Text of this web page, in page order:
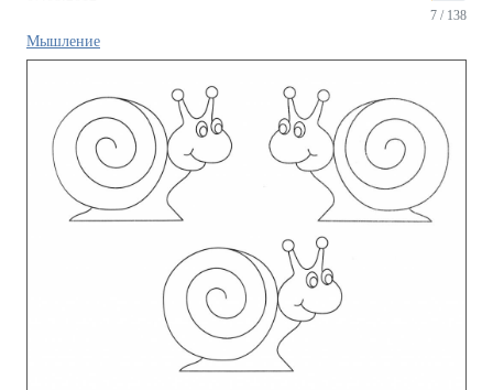
7 / 138
Мышление